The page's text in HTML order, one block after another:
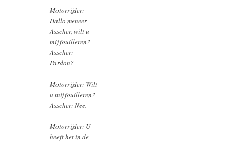
Motorrijder:
Hallo meneer
Asscher, wilt u
mij fouilleren?
Asscher:
Pardon?
Motorrijder: Wilt
u mij fouilleren?
Asscher:Nee.
Motorrijder: U
heeft het in de